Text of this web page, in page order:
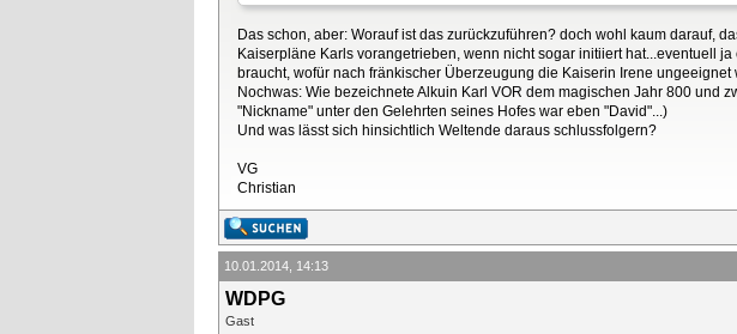
Das schon, aber: Worauf ist das zurückzuführen? doch wohl kaum darauf,
Kaiserpläne Karls vorangetrieben, wenn nicht sogar initiiert hat...eventuell
braucht, wofür nach fränkischer Überzeugung die Kaiserin Irene ungeeignet
Nochwas: Wie bezeichnete Alkuin Karl VOR dem magischen Jahr 800 und
"Nickname" unter den Gelehrten seines Hofes war eben "David"...)
Und was lässt sich hinsichtlich Weltende daraus schlussfolgern?
VG
Christian
10.01.2014, 14:13
WDPG
Gast